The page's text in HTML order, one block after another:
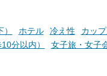
───
提供元：万葉
ホテル 冷え性
カッ
分以内） 女子旅・女子